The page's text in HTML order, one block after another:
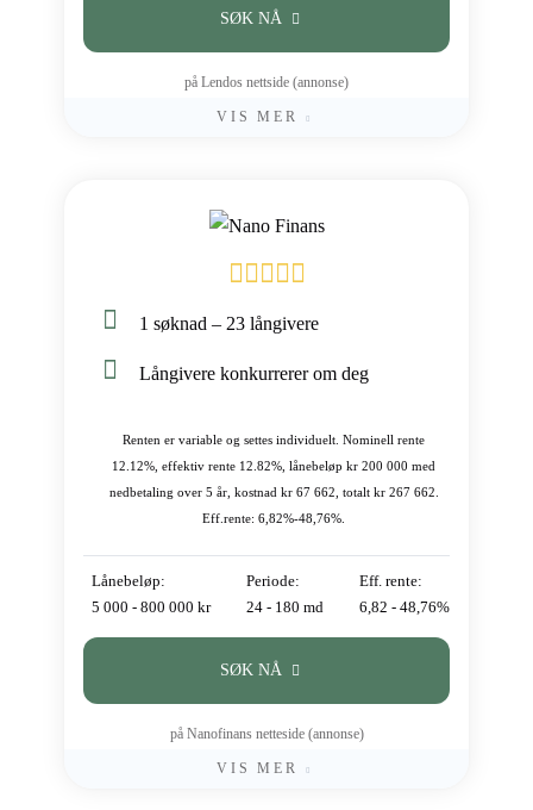
SØK NÅ
på Lendos nettside (annonse)
VIS MER
1 søknad – 23 långivere
Långivere konkurrerer om deg
Renten er variable og settes individuelt. Nominell rente
12.12%, effektiv rente 12.82%, lånebeløp kr 200 000 med
nedbetaling over 5 år, kostnad kr 67 662, totalt kr 267 662.
Eff.rente: 6,82%-48,76%.
Lånebeløp:
5 000 - 800 000 kr
Periode:
24 - 180 md
Eff. rente:
6,82 - 48,76%
SØK NÅ
på Nanofinans netteside (annonse)
VIS MER